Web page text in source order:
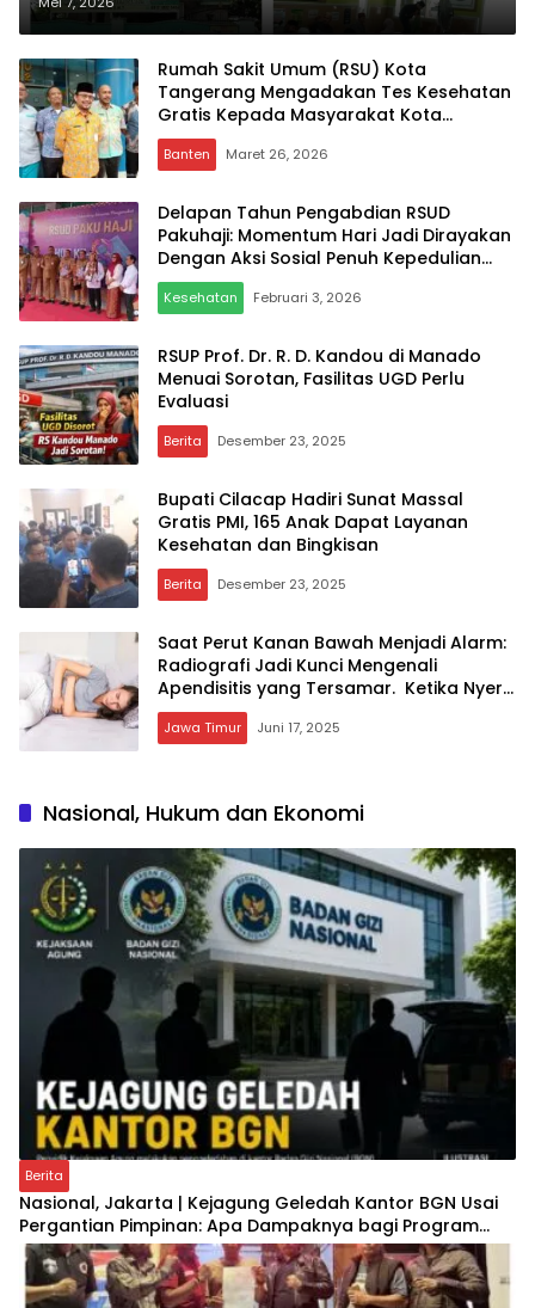
Sembuh Atas Izin Allah SWT”
Rumah Sakit Umum (RSU) Kota
Tangerang Mengadakan Tes Kesehatan
Gratis Kepada Masyarakat Kota
Tangerang
Banten Maret 26, 2026
Delapan Tahun Pengabdian RSUD
Pakuhaji: Momentum Hari Jadi Dirayakan
Dengan Aksi Sosial Penuh Kepedulian
Untuk Anak Yatim Piatu
Kesehatan Februari 3, 2026
RSUP Prof. Dr. R. D. Kandou di Manado
Menuai Sorotan, Fasilitas UGD Perlu
Evaluasi
Berita Desember 23, 2025
Bupati Cilacap Hadiri Sunat Massal
Gratis PMI, 165 Anak Dapat Layanan
Kesehatan dan Bingkisan
Berita Desember 23, 2025
Saat Perut Kanan Bawah Menjadi Alarm:
Radiografi Jadi Kunci Mengenali
Apendisitis yang Tersamar. Ketika Nyeri
Biasa Bisa Jadi Ancaman Serius
Jawa Timur Juni 17, 2025
Nasional, Hukum dan Ekonomi
Berita
Nasional, Jakarta | Kejagung Geledah Kantor BGN Usai
Pergantian Pimpinan: Apa Dampaknya bagi Program
Makan Bergizi Gratis?